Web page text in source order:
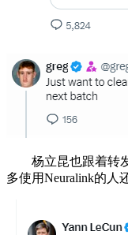
杨立昆也跟着转发
多使用Neuralink的人